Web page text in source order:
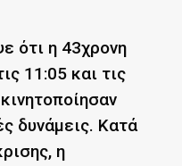
ότι η 43χρονη
11:05 και τις
δυνάμεις. Κατά
η